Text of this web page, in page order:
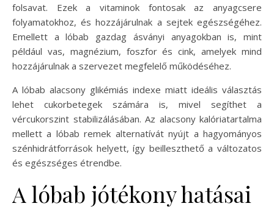
folsavat. Ezek a vitaminok fontosak az anyagcsere
folyamatokhoz, és hozzájárulnak a sejtek egészségéhez.
Emellett a lóbab gazdag ásványi anyagokban is, mint
például vas, magnézium, foszfor és cink, amelyek mind
hozzájárulnak a szervezet megfelelő működéséhez.
A lóbab alacsony glikémiás indexe miatt ideális választás
lehet cukorbetegek számára is, mivel segíthet a
vércukorszint stabilizálásában. Az alacsony kalóriatartalma
mellett a lóbab remek alternatívát nyújt a hagyományos
szénhidrátforrások helyett, így beilleszthető a változatos
és egészséges étrendbe.
A lóbab jótékony hatásai